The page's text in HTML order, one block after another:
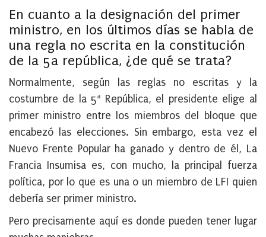
En cuanto a la designación del primer
ministro, en los últimos días se habla de
una regla no escrita en la constitución
de la 5a república, ¿de qué se trata?
Normalmente, según las reglas no escritas y la
costumbre de la 5ª República, el presidente elige al
primer ministro entre los miembros del bloque que
encabezó las elecciones. Sin embargo, esta vez el
Nuevo Frente Popular ha ganado y dentro de él, La
Francia Insumisa es, con mucho, la principal fuerza
política, por lo que es una o un miembro de LFI quien
debería ser primer ministro.
Pero precisamente aquí es donde pueden tener lugar